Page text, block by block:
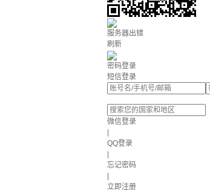
服务器出错
刷新
密码登录
短信登录
微信登录
QQ登录
忘记密码
立即注册